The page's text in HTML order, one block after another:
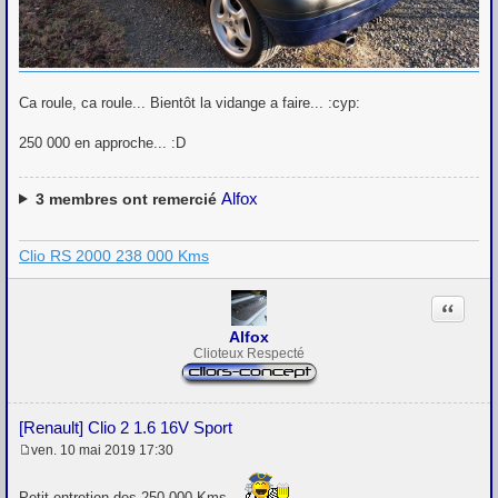
Ca roule, ca roule... Bientôt la vidange a faire... :cyp:
250 000 en approche... :D
3membres ont remercié Alfox
Clio RS 2000 238 000 Kms
Alfox
Clioteux Respecté
[Renault] Clio 2 1.6 16V Sport
Citation
s
ven. 10 mai 2019 17:30